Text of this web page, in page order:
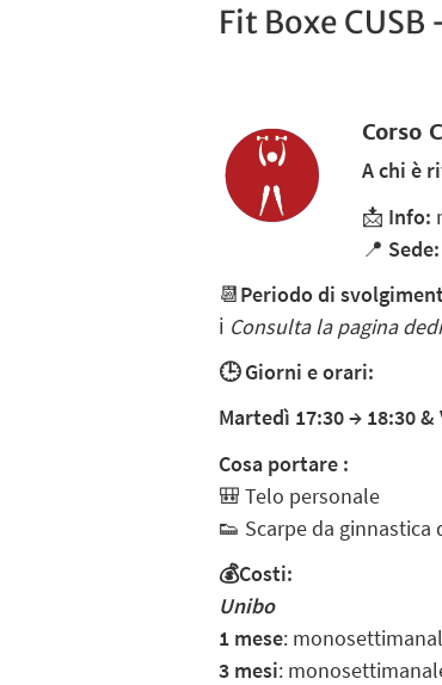
Fit Boxe CUSB
Corso
A chi è
📩 Info:
📍 Sede:
📆Periodo di
ℹ️ Consulta la pagina
🕒 Giorni e orari:
Martedì 17:30 → 18:30
Cosa portare :
🎒 Telo personale
👟 Scarpe da
💰Costi:
Unibo
1 mese:
3 mesi: